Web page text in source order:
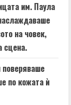
им. Паула
на човек,
сцена.
по кожата ѝ